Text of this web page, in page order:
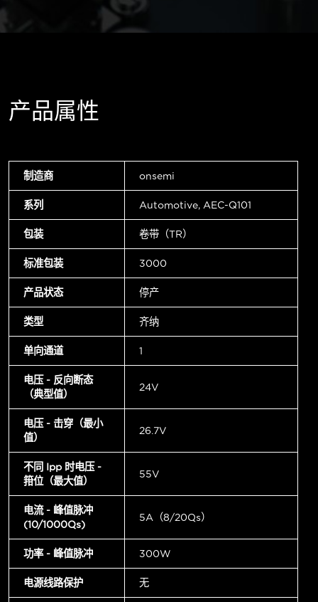
产品属性
制造商 onsemi
系列 Automotive, AEC-Q101
包装 卷带（TR）
标准包装 3000
产品状态 停产
类型 齐纳
单向通道 1
电压 - 反向断态
（典型值）
24V
电压 - 击穿（最小
值）
26.7V
不同 Ipp 时电压 -
箝位（最大值）
55V
电流 - 峰值脉冲
(10/1000µs)
5A（8/20µs）
功率 - 峰值脉冲 300W
电源线路保护 无